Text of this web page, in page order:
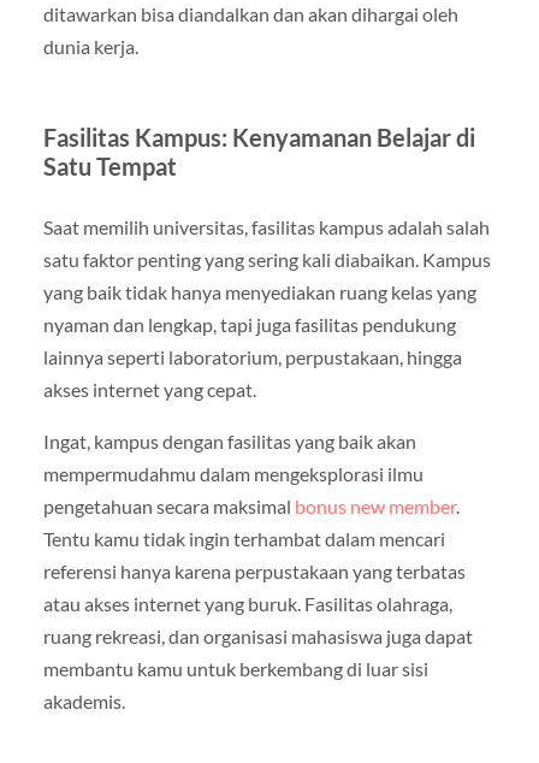
ditawarkan bisa diandalkan dan akan dihargai oleh
dunia kerja.
Fasilitas Kampus: Kenyamanan Belajar di
Satu Tempat
Saat memilih universitas, fasilitas kampus adalah salah
satu faktor penting yang sering kali diabaikan. Kampus
yang baik tidak hanya menyediakan ruang kelas yang
nyaman dan lengkap, tapi juga fasilitas pendukung
lainnya seperti laboratorium, perpustakaan, hingga
akses internet yang cepat.
Ingat, kampus dengan fasilitas yang baik akan
mempermudahmu dalam mengeksplorasi ilmu
pengetahuan secara maksimal bonus new member.
Tentu kamu tidak ingin terhambat dalam mencari
referensi hanya karena perpustakaan yang terbatas
atau akses internet yang buruk. Fasilitas olahraga,
ruang rekreasi, dan organisasi mahasiswa juga dapat
membantu kamu untuk berkembang di luar sisi
akademis.